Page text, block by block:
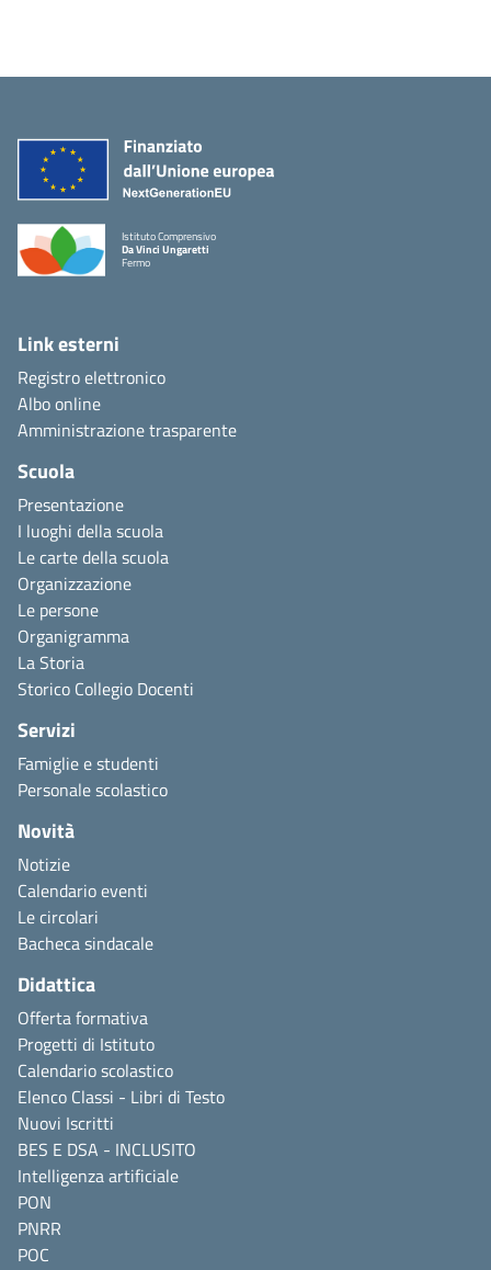
Istituto Comprensivo
Da Vinci Ungaretti
Fermo
Link esterni
Registro elettronico
Albo online
Amministrazione trasparente
Scuola
Presentazione
I luoghi della scuola
Le carte della scuola
Organizzazione
Le persone
Organigramma
La Storia
Storico Collegio Docenti
Servizi
Famiglie e studenti
Personale scolastico
Novità
Notizie
Calendario eventi
Le circolari
Bacheca sindacale
Didattica
Offerta formativa
Progetti di Istituto
Calendario scolastico
Elenco Classi - Libri di Testo
Nuovi Iscritti
BES E DSA - INCLUSITO
Intelligenza artificiale
PON
PNRR
POC